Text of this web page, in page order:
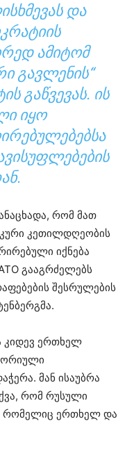
ᲓᲐ
ᲐᲛᲘᲢᲝᲛ
ᲒᲐᲕᲚᲔᲜᲘᲡ“
ᲒᲐᲬᲕᲔᲕᲐᲡ. ᲘᲡ
ᲘᲧᲝ
რომ მათ
კეთილდღეობის
იქნება
გააგრძელებს
შესრულების
კიდევ ერთხელ
მან ისაუბრა
რომ რუსული
რომელიც ერთხელ და